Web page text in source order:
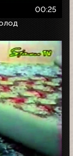
00:25